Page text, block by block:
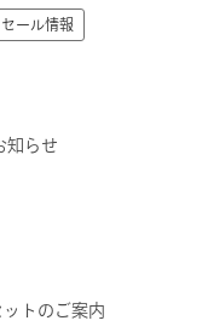
セール情報
知らせ
トのご案内